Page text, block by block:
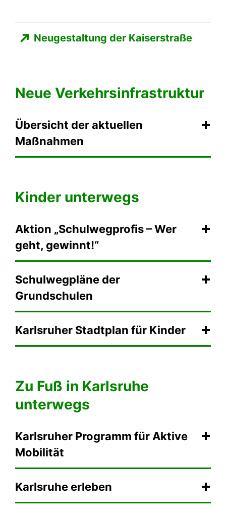
Neugestaltung der Kaiserstraße
Neue Verkehrsinfrastruktur
Übersicht der aktuellen
Maßnahmen
Kinder unterwegs
Aktion „Schulwegprofis – Wer
geht, gewinnt!“
Schulwegpläne der
Grundschulen
Karlsruher Stadtplan für Kinder
Zu Fuß in Karlsruhe
unterwegs
Karlsruher Programm für Aktive
Mobilität
Karlsruhe erleben